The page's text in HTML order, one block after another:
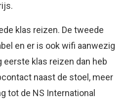
klas reizen. De tweede
en er is ook wifi aanwezig
eerste klas reizen dan heb
naast de stoel, meer
tot de NS International